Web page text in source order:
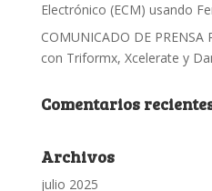
Electrónico (ECM) usando
COMUNICADO DE
con Triformx, Xcelerate y
Comentarios
Archivos
julio 2025